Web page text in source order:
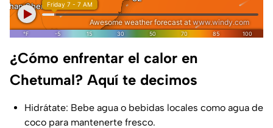
¿Cómo enfrentar el calor en
Chetumal? Aquí te decimos
Hidrátate: Bebe agua o bebidas locales como agua de
coco para mantenerte fresco.